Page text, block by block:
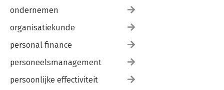
ondernemen
organisatiekunde
personal finance
personeelsmanagement
persoonlijke effectiviteit